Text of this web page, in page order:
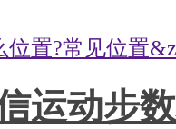
位置?常见位置
运动步